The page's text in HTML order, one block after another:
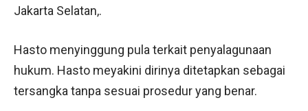
Jakarta Selatan,.
Hasto menyinggung pula terkait penyalagunaan
hukum. Hasto meyakini dirinya ditetapkan sebagai
tersangka tanpa sesuai prosedur yang benar.